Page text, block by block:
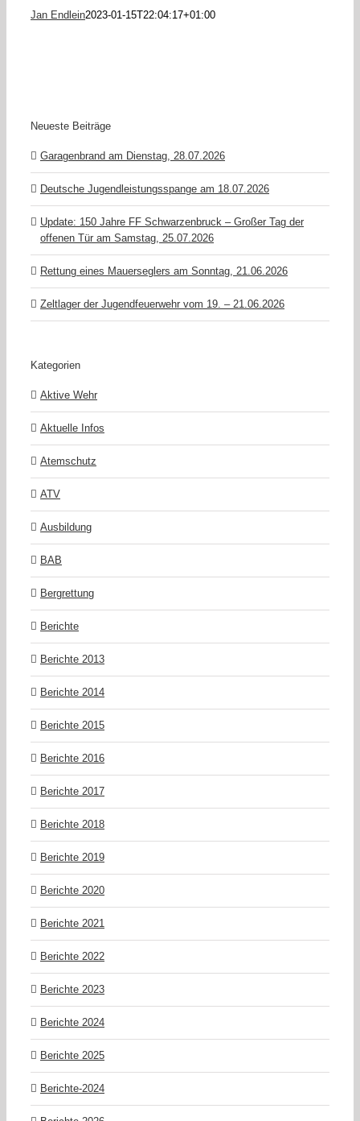
Jan Endlein2023-01-15T22:04:17+01:00
Neueste Beiträge
Garagenbrand am Dienstag, 28.07.2026
Deutsche Jugendleistungsspange am 18.07.2026
Update: 150 Jahre FF Schwarzenbruck – Großer Tag der
offenen Tür am Samstag, 25.07.2026
Rettung eines Mauerseglers am Sonntag, 21.06.2026
Zeltlager der Jugendfeuerwehr vom 19. – 21.06.2026
Kategorien
Aktive Wehr
Aktuelle Infos
Atemschutz
ATV
Ausbildung
BAB
Bergrettung
Berichte
Berichte 2013
Berichte 2014
Berichte 2015
Berichte 2016
Berichte 2017
Berichte 2018
Berichte 2019
Berichte 2020
Berichte 2021
Berichte 2022
Berichte 2023
Berichte 2024
Berichte 2025
Berichte-2024